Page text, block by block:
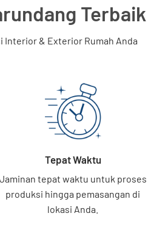
Terbaik
Interior & Exterior Rumah Anda
Tepat Waktu
Jaminan tepat waktu untuk proses
produksi hingga pemasangan di
lokasi Anda.